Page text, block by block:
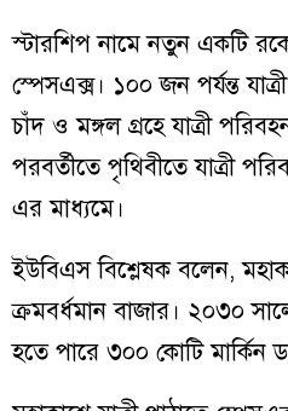
স্টারশিপ নামে নতুন একটি
স্পেসএক্স। ১০০ জন পর্যন্ত
চাঁদ ও মঙ্গল গ্রহে যাত্রী
পরবর্তীতে পৃথিবীতে যাত্রী
এর মাধ্যমে।
ইউবিএস বিশ্লেষক বলেন,
ক্রমবর্ধমান বাজার। ২০৩০
হতে পারে ৩০০ কোটি মার্কিন